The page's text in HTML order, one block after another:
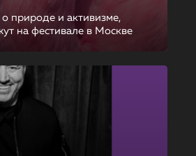
природе и активизме,
на фестивале в Москве